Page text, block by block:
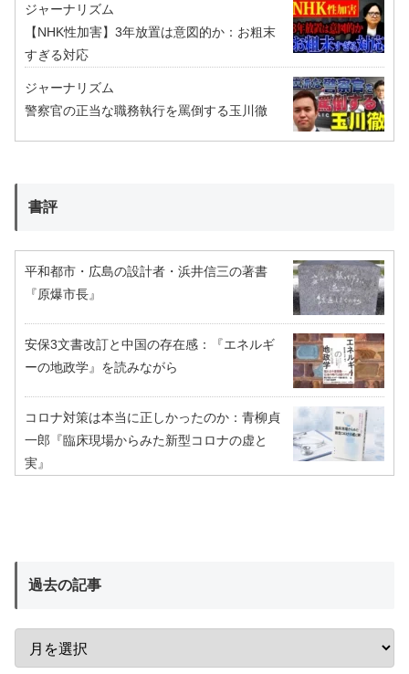
ジャーナリズム
【NHK性加害】3年放置は意図的か：お粗末
すぎる対応
ジャーナリズム
警察官の正当な職務執行を罵倒する玉川徹
書評
平和都市・広島の設計者・浜井信三の著書
『原爆市長』
安保3文書改訂と中国の存在感：『エネルギ
ーの地政学』を読みながら
コロナ対策は本当に正しかったのか：青柳貞
一郎『臨床現場からみた新型コロナの虚と
実』
過去の記事